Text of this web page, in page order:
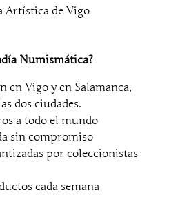
Artística de Vigo
Numismática?
en Vigo y en Salamanca,
dos ciudades.
a todo el mundo
sin compromiso
por coleccionistas
cada semana